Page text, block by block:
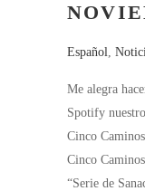
Español,
Me alegra
Spotify
Cinco
Cinco
“Serie de